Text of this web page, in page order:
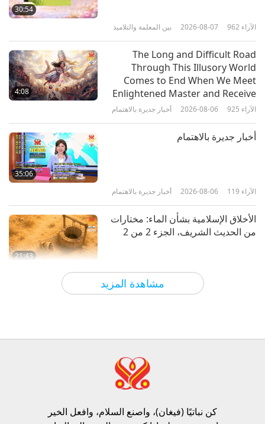
أمسية تكريمًا لعيد ميلاد شاكياموني بوذا
(فيغان)، الجزء 1 من 6
الآراء
2023-08-08 الآراء
مشاهدة المزيد
30:54
بين المعلمة والتلاميذ 2026-08-07 962 الآراء
4:08
The Long and Difficult Road
Through This Illusory World
Comes to End When We Meet
Enlightened Master and Receive
Initiation
أخبار جديرة بالاهتمام 2026-08-06 925 الآراء
35:06
أخبار جديرة بالاهتمام
أخبار جديرة بالاهتمام 2026-08-06 119 الآراء
21:43
الأخلاق الإسلامية بشأن الماء: مختارات
من الحديث الشريف، الجزء 2 من 2
كلمات من الحكمة 2026-08-06
19:47
النخبة النباتية
محادثات المعلمة عن السلام الداخلي،
كن نباتيًا (فيغان)، واصنع السلام، وافعل الخير​